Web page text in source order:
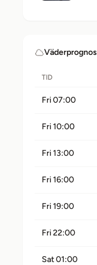
Väderprognos
TID
Fri 07:00
Fri 10:00
Fri 13:00
Fri 16:00
Fri 19:00
Fri 22:00
Sat 01:00